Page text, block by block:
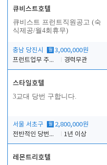
큐비스트호텔
큐비스트 프런트직원공고 (숙
식제공/월4회휴무)
충남 당진시 월 3,000,000원
프런트업무 주간, 야간
경력무관
스타일호텔
3교대 당번 구합니다.
서울 서초구 월 2,800,000원
전반적인 당번업무
1년 이상
레몬트리호텔